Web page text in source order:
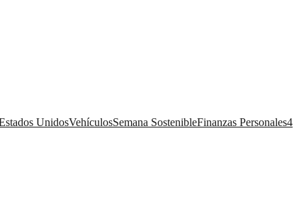
UnidosVehículosSemana SostenibleFinanzas Personales4